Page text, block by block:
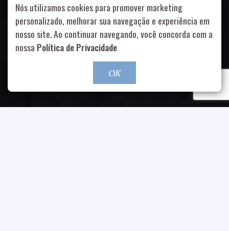
Rua Aurélia, 1714 – Vila Romana, São Paulo – SP |
55 11
99178-5848 | contato@nucleofood.com
Role para continar
Nós utilizamos cookies para promover marketing
personalizado, melhorar sua navegação e experiência em
nosso site. Ao continuar navegando, você concorda com a
nossa Política de Privacidade
OK